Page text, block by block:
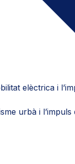
elèctrica i
urbà i